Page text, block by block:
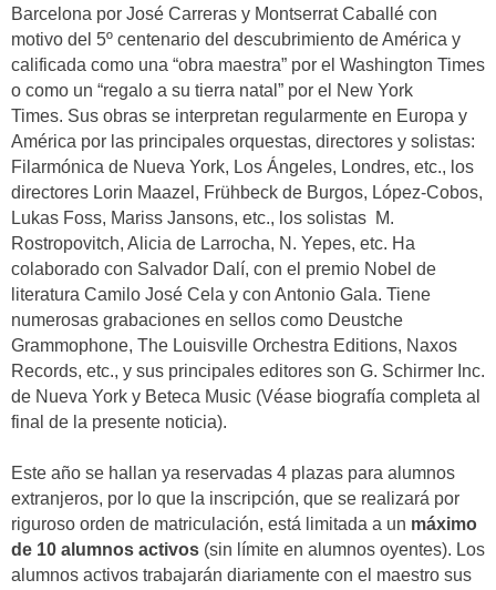
Barcelona por José Carreras y Montserrat Caballé con
motivo del 5º centenario del descubrimiento de América y
calificada como una “obra maestra” por el Washington Times
o como un “regalo a su tierra natal” por el New York
Times. Sus obras se interpretan regularmente en Europa y
América por las principales orquestas, directores y solistas:
Filarmónica de Nueva York, Los Ángeles, Londres, etc., los
directores Lorin Maazel, Frühbeck de Burgos, López-Cobos,
Lukas Foss, Mariss Jansons, etc., los solistas M.
Rostropovitch, Alicia de Larrocha, N. Yepes, etc. Ha
colaborado con Salvador Dalí, con el premio Nobel de
literatura Camilo José Cela y con Antonio Gala. Tiene
numerosas grabaciones en sellos como Deustche
Grammophone, The Louisville Orchestra Editions, Naxos
Records, etc., y sus principales editores son G. Schirmer Inc.
de Nueva York y Beteca Music (Véase biografía completa al
final de la presente noticia).
Este año se hallan ya reservadas 4 plazas para alumnos
extranjeros, por lo que la inscripción, que se realizará por
riguroso orden de matriculación, está limitada a un máximo
de 10 alumnos activos (sin límite en alumnos oyentes). Los
alumnos activos trabajarán diariamente con el maestro sus